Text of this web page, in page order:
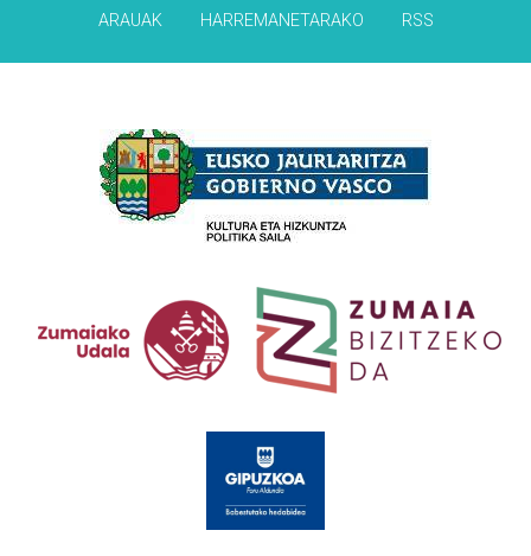
ARAUAK HARREMANETARAKO RSS